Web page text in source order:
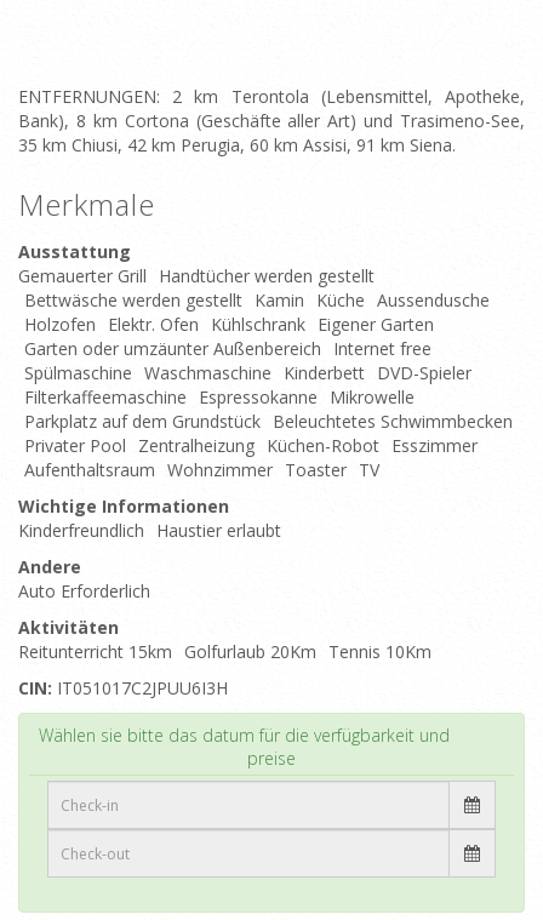
ENTFERNUNGEN: 2 km Terontola (Lebensmittel, Apotheke,
Bank), 8 km Cortona (Geschäfte aller Art) und Trasimeno-See,
35 km Chiusi, 42 km Perugia, 60 km Assisi, 91 km Siena.
Merkmale
Ausstattung
Gemauerter Grill
Handtücher werden gestellt
Bettwäsche werden gestellt Kamin Küche Aussendusche
Holzofen
Elektr. Ofen Kühlschrank Eigener Garten
Garten oder umzäunter Außenbereich
Internet free
Spülmaschine Waschmaschine Kinderbett DVD-Spieler
Filterkaffeemaschine
Espressokanne
Mikrowelle
Parkplatz auf dem Grundstück Beleuchtetes Schwimmbecken
Privater Pool
Zentralheizung Küchen-Robot Esszimmer
Aufenthaltsraum Wohnzimmer Toaster TV
Wichtige Informationen
Kinderfreundlich
Haustier erlaubt
Andere
Auto Erforderlich
Aktivitäten
Reitunterricht 15km
Golfurlaub 20Km
Tennis 10Km
CIN: IT051017C2JPUU6I3H
Wählen sie bitte das datum für die verfügbarkeit und
preise